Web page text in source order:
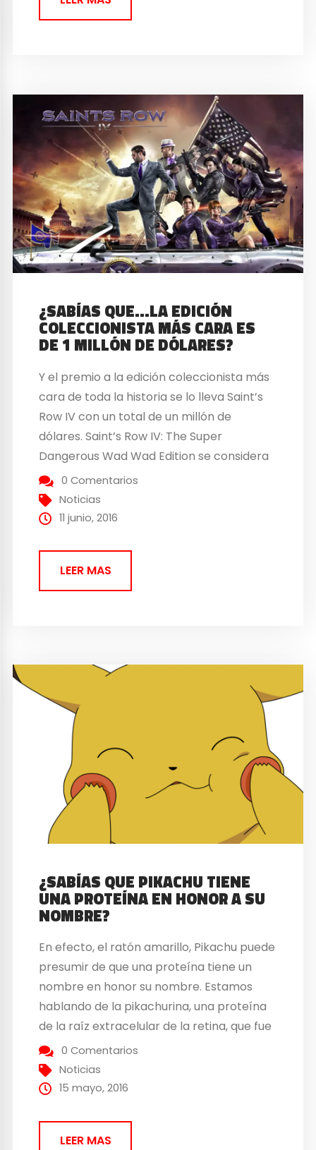
¿SABÍAS QUE…LA EDICIÓN
COLECCIONISTA MÁS CARA ES
DE 1 MILLÓN DE DÓLARES?
Y el premio a la edición coleccionista más
cara de toda la historia se lo lleva Saint’s
Row IV con un total de un millón de
dólares. Saint’s Row IV: The Super
Dangerous Wad Wad Edition se considera
como la edición más loca y exagerada de
la historia. Esta entrega que fue estrenada
en 2013...
0 Comentarios
Noticias
11 junio, 2016
LEER MAS
¿SABÍAS QUE PIKACHU TIENE
UNA PROTEÍNA EN HONOR A SU
NOMBRE?
En efecto, el ratón amarillo, Pikachu puede
presumir de que una proteína tiene un
nombre en honor su nombre. Estamos
hablando de la pikachurina, una proteína
de la raíz extracelular de la retina, que fue
descubierta en 2008 por los científicos de
la universidad de Osaka. El motivo de tal
nombre recae en que tal...
0 Comentarios
Noticias
15 mayo, 2016
LEER MAS